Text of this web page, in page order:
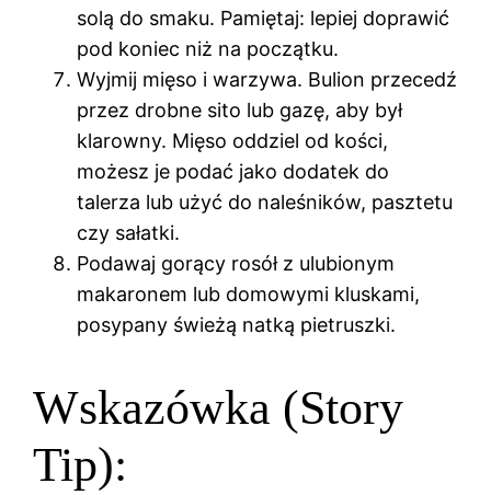
solą do smaku. Pamiętaj: lepiej doprawić
pod koniec niż na początku.
Wyjmij mięso i warzywa. Bulion przecedź
przez drobne sito lub gazę, aby był
klarowny. Mięso oddziel od kości,
możesz je podać jako dodatek do
talerza lub użyć do naleśników, pasztetu
czy sałatki.
Podawaj gorący rosół z ulubionym
makaronem lub domowymi kluskami,
posypany świeżą natką pietruszki.
Wskazówka (Story
Tip):